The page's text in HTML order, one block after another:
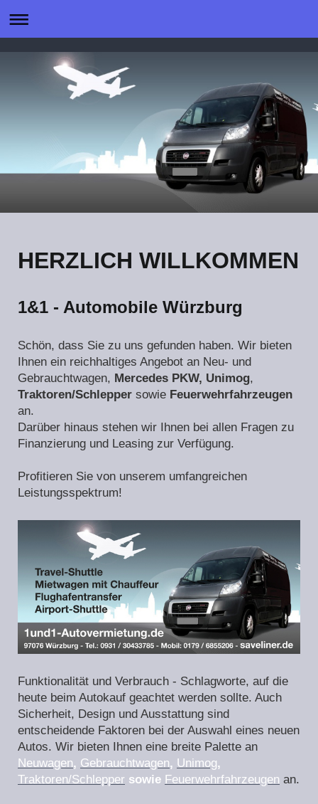
HERZLICH WILLKOMMEN
1&1 - Automobile Würzburg
Schön, dass Sie zu uns gefunden haben. Wir bieten
Ihnen ein reichhaltiges Angebot an Neu- und
Gebrauchtwagen, Mercedes PKW, Unimog,
Traktoren/Schlepper sowie Feuerwehrfahrzeugen
an.
Darüber hinaus stehen wir Ihnen bei allen Fragen zu
Finanzierung und Leasing zur Verfügung.
Profitieren Sie von unserem umfangreichen
Leistungsspektrum!
Funktionalität und Verbrauch - Schlagworte, auf die
heute beim Autokauf geachtet werden sollte. Auch
Sicherheit, Design und Ausstattung sind
entscheidende Faktoren bei der Auswahl eines neuen
Autos. Wir bieten Ihnen eine breite Palette an
Neuwagen, Gebrauchtwagen, Unimog,
Traktoren/Schlepper sowie Feuerwehrfahrzeugen an.